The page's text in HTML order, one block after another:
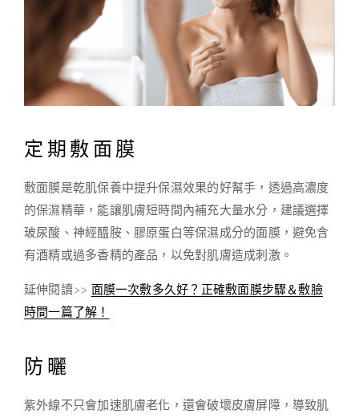
定期敷面膜
敷面膜是乾肌保養中提升保濕效果的好幫手，透過高濃度
的保濕精華，能讓肌膚短時間內補充大量水分，建議選擇
玻尿酸、神經醯胺、膠原蛋白等保濕成分的面膜，避免含
有酒精或過多香精的產品，以免對肌膚造成刺激。
延伸閱讀>> 面膜一次敷多久好？正確敷面膜步驟＆敷臉
時間一篇了解！
防曬
紫外線不只會加速肌膚老化，還會破壞皮膚屏障，導致肌